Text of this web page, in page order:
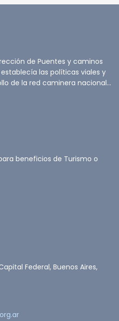
de Puentes y caminos
las políticas viales y
de la red caminera nacional...
beneficios de Turismo o
Federal, Buenos Aires,